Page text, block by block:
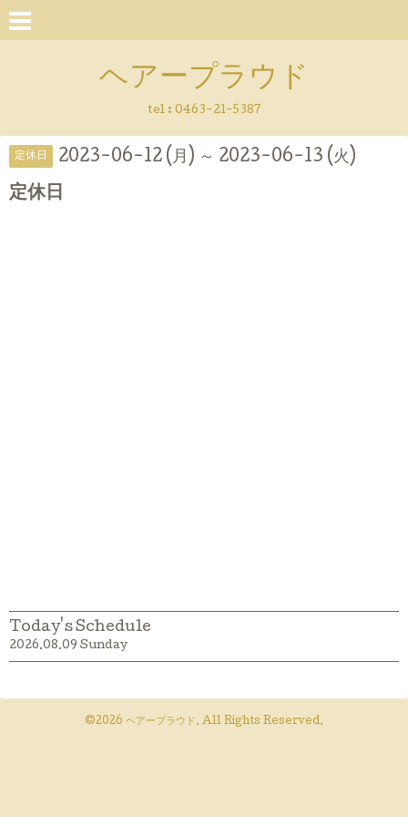
ヘアープラウド
tel : 0463-21-5387
定休日 2023-06-12 (月) ～ 2023-06-13 (火)
定休日
Today's Schedule
2026.08.09 Sunday
©2026 ヘアープラウド . All Rights Reserved.